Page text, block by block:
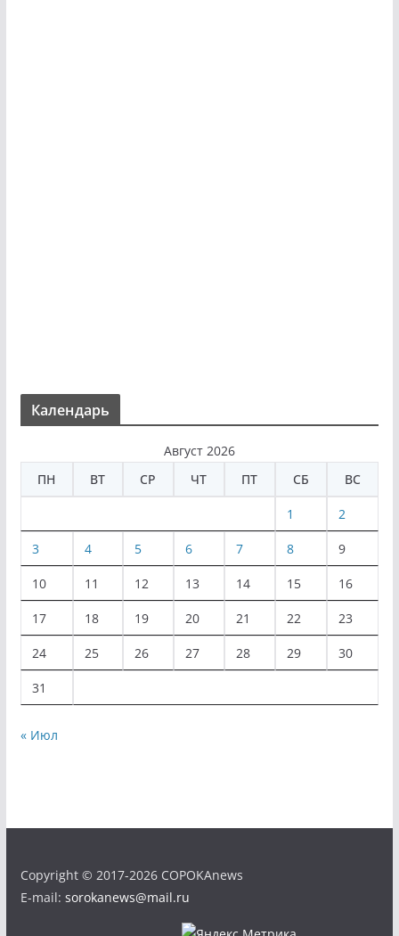
Календарь
Август 2026
ПН
ВТ СР ЧТ ПТ СБ ВС
1 2
3 4 5 6 7 8 9
10 11 12 13 14 15 16
17 18 19 20 21 22 23
24 25 26 27 28 29 30
31
« Июл
Copyright © 2017-2026 COPOKAnews
E-mail: sorokanews@mail.ru